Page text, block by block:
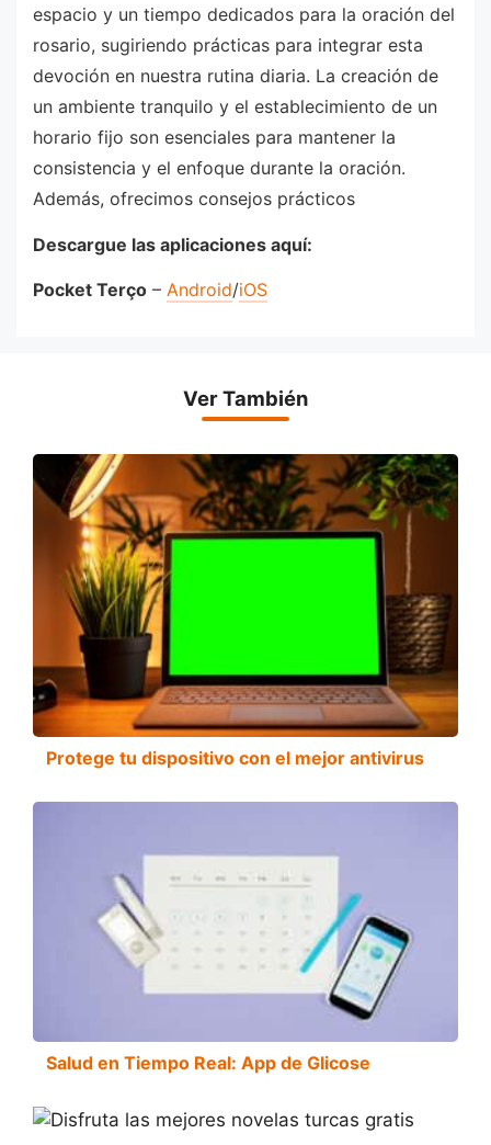
espacio y un tiempo dedicados para la oración del
rosario, sugiriendo prácticas para integrar esta
devoción en nuestra rutina diaria. La creación de
un ambiente tranquilo y el establecimiento de un
horario fijo son esenciales para mantener la
consistencia y el enfoque durante la oración.
Además, ofrecimos consejos prácticos
Descargue las aplicaciones aquí:
Pocket Terço – Android/iOS
Ver También
Protege tu dispositivo con el mejor antivirus
Salud en Tiempo Real: App de Glicose